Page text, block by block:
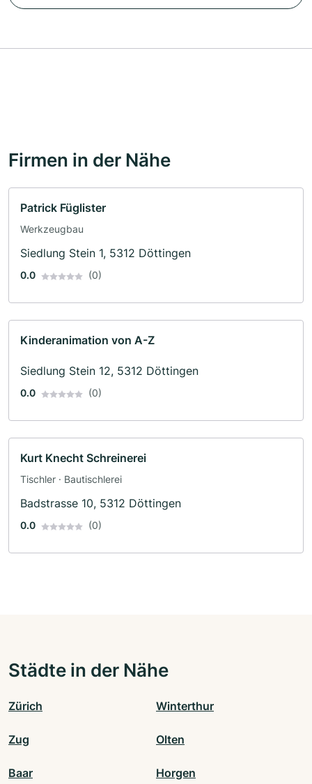
Firmen in der Nähe
Patrick Füglister
Werkzeugbau
Siedlung Stein 1, 5312 Döttingen
0.0 (0)
Kinderanimation von A-Z
Siedlung Stein 12, 5312 Döttingen
0.0 (0)
Kurt Knecht Schreinerei
Tischler · Bautischlerei
Badstrasse 10, 5312 Döttingen
0.0 (0)
Städte in der Nähe
Zürich Winterthur
Zug Olten
Baar Horgen